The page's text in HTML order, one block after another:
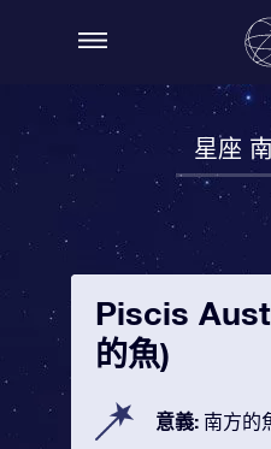
星座
Piscis
的魚)
意義: 南方的